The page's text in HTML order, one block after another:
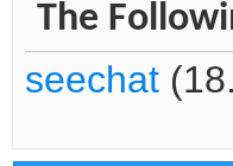
The
seechat